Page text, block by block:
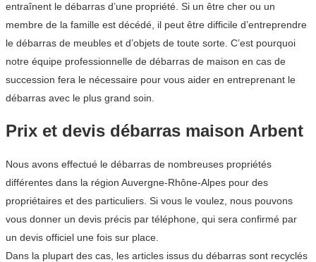
entraînent le débarras d’une propriété. Si un être cher ou un
membre de la famille est décédé, il peut être difficile d’entreprendre
le débarras de meubles et d’objets de toute sorte. C’est pourquoi
notre équipe professionnelle de débarras de maison en cas de
succession fera le nécessaire pour vous aider en entreprenant le
débarras avec le plus grand soin.
Prix et devis débarras maison Arbent
Nous avons effectué le débarras de nombreuses propriétés
différentes dans la région Auvergne-Rhône-Alpes pour des
propriétaires et des particuliers. Si vous le voulez, nous pouvons
vous donner un devis précis par téléphone, qui sera confirmé par
un devis officiel une fois sur place.
Dans la plupart des cas, les articles issus du débarras sont recyclés